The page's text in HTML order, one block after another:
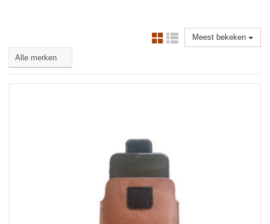
Meest bekeken